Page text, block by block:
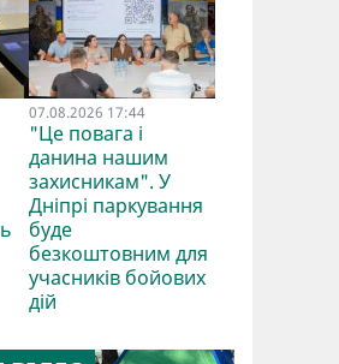
07.08.2026 17:44
"Це повага і
данина нашим
захисникам". У
Дніпрі паркування
буде
безкоштовним для
учасників бойових
дій